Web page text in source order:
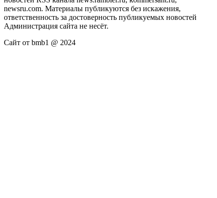
newsru.com. Материалы публикуются без искажения,
ответственность за достоверность публикуемых новостей
Администрация сайта не несёт.
Сайт от bmb1 @ 2024